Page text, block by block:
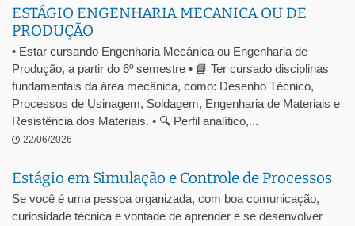
ESTÁGIO ENGENHARIA MECANICA OU DE
PRODUÇÃO
• Estar cursando Engenharia Mecânica ou Engenharia de
Produção, a partir do 6º semestre • 📘 Ter cursado disciplinas
fundamentais da área mecânica, como: Desenho Técnico,
Processos de Usinagem, Soldagem, Engenharia de Materiais e
Resistência dos Materiais. • 🔍 Perfil analítico,...
22/06/2026
Estágio em Simulação e Controle de Processos
Se você é uma pessoa organizada, com boa comunicação,
curiosidade técnica e vontade de aprender e se desenvolver